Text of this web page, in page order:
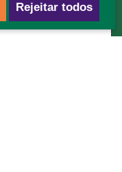
Rejeitar todos